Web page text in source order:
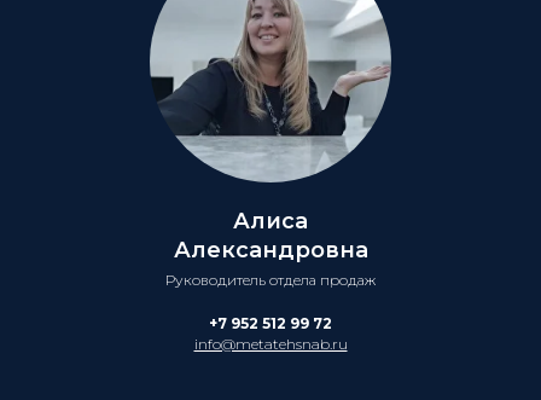
Алиса
Александровна
Руководитель отдела продаж
+7 952 512 99 72
info@metatehsnab.ru